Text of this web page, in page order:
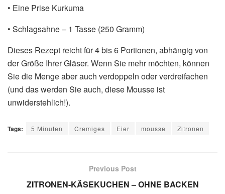
• Eine Prise Kurkuma
• Schlagsahne – 1 Tasse (250 Gramm)
Dieses Rezept reicht für 4 bis 6 Portionen, abhängig von
der Größe Ihrer Gläser. Wenn Sie mehr möchten, können
Sie die Menge aber auch verdoppeln oder verdreifachen
(und das werden Sie auch, diese Mousse ist
unwiderstehlich!).
Tags: 5 Minuten Cremiges Eier mousse Zitronen
Previous Post
ZITRONEN-KÄSEKUCHEN – OHNE BACKEN